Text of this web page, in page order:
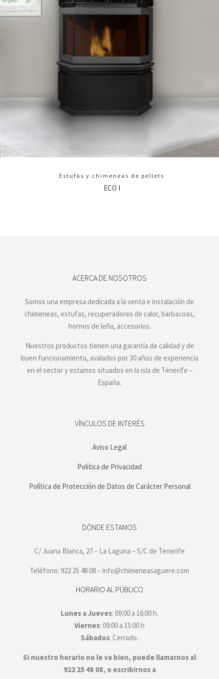
Estufas y chimeneas de pellets
ECO I
ACERCA DE NOSOTROS
Somos una empresa dedicada a la venta e instalación de
chimeneas, estufas, recuperadores de calor, barbacoas,
hornos de leña, accesorios.
Nuestros productos tienen una garantía de calidad y de
buen funcionamiento, avalados por 30 años de experiencia
en el sector y estamos situados en la isla de Tenerife –
España.
VÍNCULOS DE INTERÉS
Aviso Legal
Política de Privacidad
Política de Protección de Datos de Carácter Personal
DÓNDE ESTAMOS
C/ Juana Blanca, 27 – La Laguna – S/C de Tenerife
Teléfono: 922 25 48 08 – info@chimeneasaguere.com
HORARIO AL PÚBLICO
Lunes a Jueves: 09:00 a 16:00 h.
Viernes: 09:00 a 15:00 h
Sábados: Cerrado.
Si nuestro horario no le va bien, puede llamarnos al
922 25 48 08, o escribirnos a